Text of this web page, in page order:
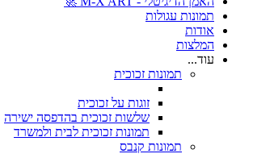
תמונות עגולות
אודות
המלצות
עוד...
תמונות זכוכית
זוגות על זכוכית
שלשות זכוכית בהדפסה ישירה
תמונות זכוכית לבית ולמשרד
תמונות קנבס